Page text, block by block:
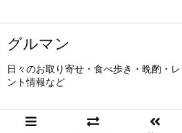
グルマン
日々のお取り寄せ・食べ歩き・晩酌・
ント情報など